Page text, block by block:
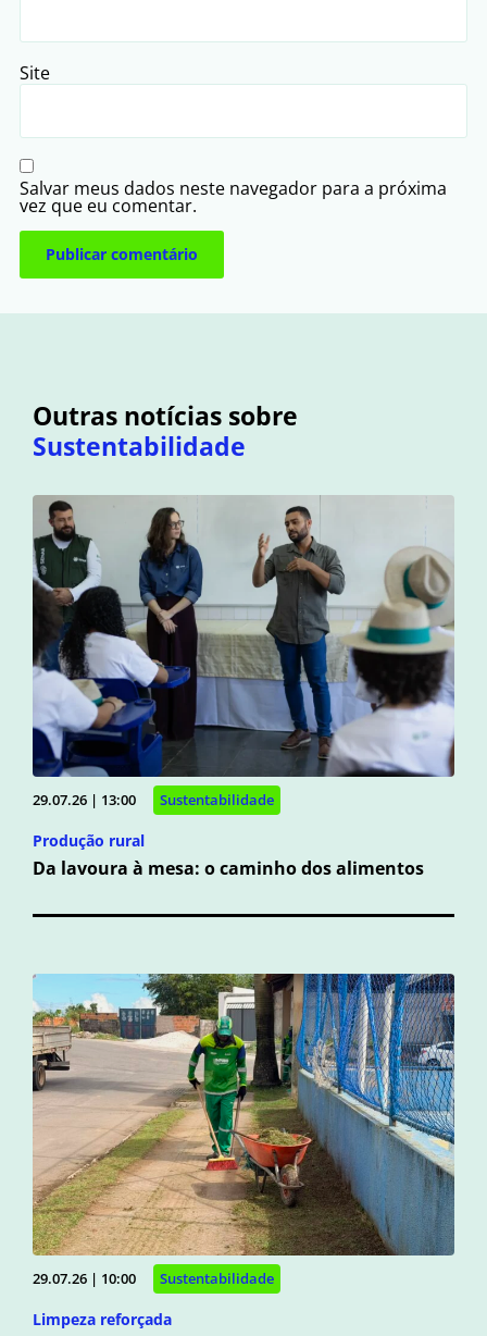
Site
Salvar meus dados neste navegador para a próxima
vez que eu comentar.
Outras notícias sobre
Sustentabilidade
29.07.26 | 13:00 Sustentabilidade
Produção rural
Da lavoura à mesa: o caminho dos alimentos
29.07.26 | 10:00 Sustentabilidade
Limpeza reforçada